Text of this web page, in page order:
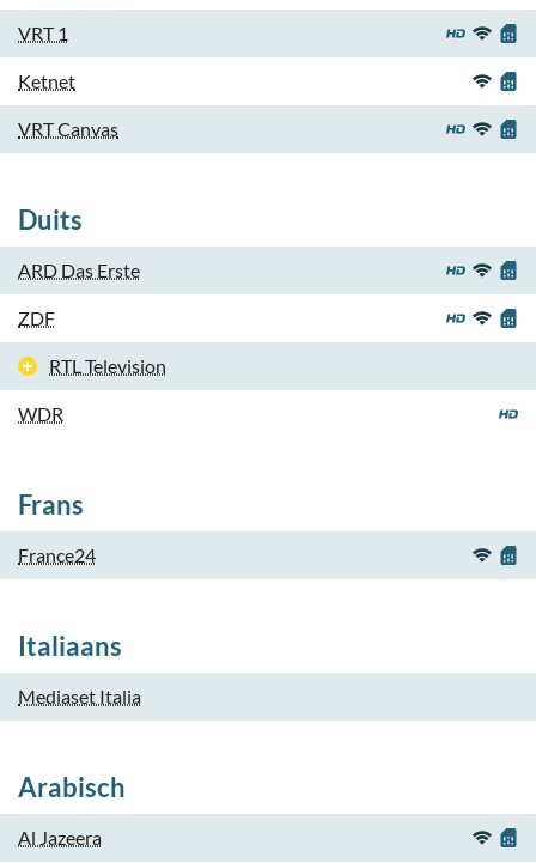
VRT 1
Ketnet
VRT Canvas
Duits
ARD Das Erste
ZDF
RTL Television
WDR
Frans
France24
Italiaans
Mediaset Italia
Arabisch
Al Jazeera